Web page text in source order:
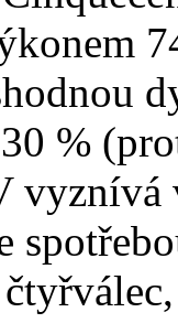
%
vyznívá